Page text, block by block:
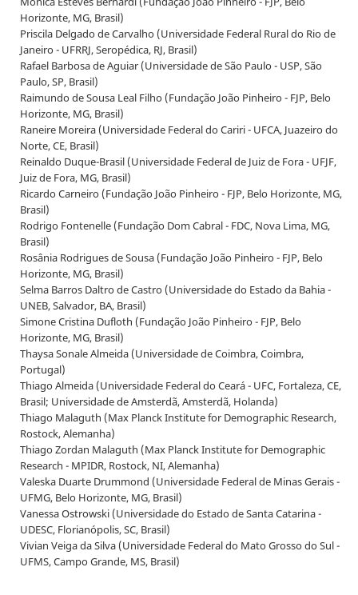
Horizonte, MG, Brasil)
Priscila Delgado de Carvalho (Universidade Federal Rural do Rio de
Janeiro - UFRRJ, Seropédica, RJ, Brasil)
Rafael Barbosa de Aguiar (Universidade de São Paulo - USP, São
Paulo, SP, Brasil)
Raimundo de Sousa Leal Filho (Fundação João Pinheiro - FJP, Belo
Horizonte, MG, Brasil)
Raneire Moreira (Universidade Federal do Cariri - UFCA, Juazeiro do
Norte, CE, Brasil)
Reinaldo Duque-Brasil (Universidade Federal de Juiz de Fora - UFJF,
Juiz de Fora, MG, Brasil)
Ricardo Carneiro (Fundação João Pinheiro - FJP, Belo Horizonte, MG,
Brasil)
Rodrigo Fontenelle (Fundação Dom Cabral - FDC, Nova Lima, MG,
Brasil)
Rosânia Rodrigues de Sousa (Fundação João Pinheiro - FJP, Belo
Horizonte, MG, Brasil)
Selma Barros Daltro de Castro (Universidade do Estado da Bahia -
UNEB, Salvador, BA, Brasil)
Simone Cristina Dufloth (Fundação João Pinheiro - FJP, Belo
Horizonte, MG, Brasil)
Thaysa Sonale Almeida (Universidade de Coimbra, Coimbra,
Portugal)
Thiago Almeida (Universidade Federal do Ceará - UFC, Fortaleza, CE,
Brasil; Universidade de Amsterdã, Amsterdã, Holanda)
Thiago Malaguth (Max Planck Institute for Demographic Research,
Rostock, Alemanha)
Thiago Zordan Malaguth (Max Planck Institute for Demographic
Research - MPIDR, Rostock, NI, Alemanha)
Valeska Duarte Drummond (Universidade Federal de Minas Gerais -
UFMG, Belo Horizonte, MG, Brasil)
Vanessa Ostrowski (Universidade do Estado de Santa Catarina -
UDESC, Florianópolis, SC, Brasil)
Vivian Veiga da Silva (Universidade Federal do Mato Grosso do Sul -
UFMS, Campo Grande, MS, Brasil)